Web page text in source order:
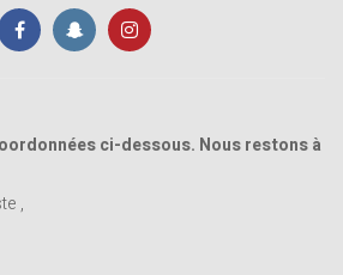
ci-dessous. Nous restons à
,